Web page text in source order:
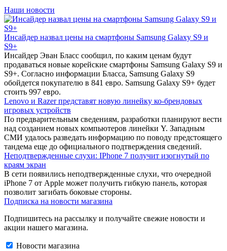
Наши новости
Инсайдер назвал цены на смартфоны Samsung Galaxy S9 и
S9+
Инсайдер Эван Бласс сообщил, по каким ценам будут
продаваться новые корейские смартфоны Samsung Galaxy S9 и
S9+. Согласно информации Бласса, Samsung Galaxy S9
обойдется покупателю в 841 евро. Samsung Galaxy S9+ будет
стоить 997 евро.
Lenovo и Razer представят новую линейку ко-брендовых
игровых устройств
По предварительным сведениям, разработки планируют вести
над созданием новых компьютеров линейки Y. Западным
СМИ удалось разведать информацию по поводу предстоящего
тандема еще до официального подтверждения сведений.
Неподтвержденные слухи: IPhone 7 получит изогнутый по
краям экран
В сети появились неподтвержденные слухи, что очередной
iPhone 7 от Apple может получить гибкую панель, которая
позволит загибать боковые стороны.
Подписка на новости магазина
Подпишитесь на рассылку и получайте свежие новости и
акции нашего магазина.
Новости магазина